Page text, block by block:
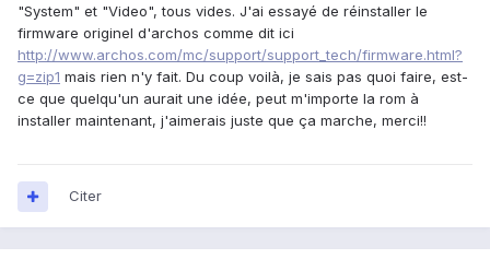
"System" et "Video", tous vides. J'ai essayé de réinstaller le
firmware originel d'archos comme dit ici
http://www.archos.com/mc/support/support_tech/firmware.html?
g=zip1 mais rien n'y fait. Du coup voilà, je sais pas quoi faire, est-
ce que quelqu'un aurait une idée, peut m'importe la rom à
installer maintenant, j'aimerais juste que ça marche, merci!!
Citer